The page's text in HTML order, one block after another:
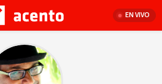
EN VIVO